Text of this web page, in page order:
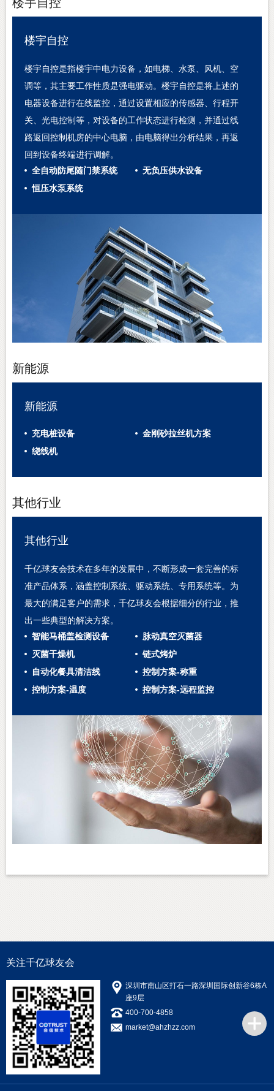
楼宇自控
楼宇自控是指楼宇中电力设备，如电梯、水泵、风机、空
调等，其主要工作性质是强电驱动。楼宇自控是将上述的
电器设备进行在线监控，通过设置相应的传感器、行程开
关、光电控制等，对设备的工作状态进行检测，并通过线
路返回控制机房的中心电脑，由电脑得出分析结果，再返
回到设备终端进行调解。
全自动防尾随门禁系统
无负压供水设备
恒压水泵系统
新能源
新能源
充电桩设备
金刚砂拉丝机方案
绕线机
其他行业
其他行业
千亿球友会技术在多年的发展中，不断形成一套完善的标
准产品体系，涵盖控制系统、驱动系统、专用系统等。为
最大的满足客户的需求，千亿球友会根据细分的行业，推
出一些典型的解决方案。
智能马桶盖检测设备
脉动真空灭菌器
灭菌干燥机
链式烤炉
自动化餐具清洁线
控制方案-称重
控制方案-温度
控制方案-远程监控
关注千亿球友会
深圳市南山区打石一路深圳国际创新谷6栋A
座9层
400-700-4858
market@ahzhzz.com